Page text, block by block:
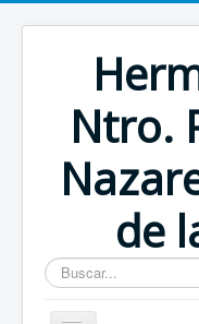
Ntro.
de
Buscar...